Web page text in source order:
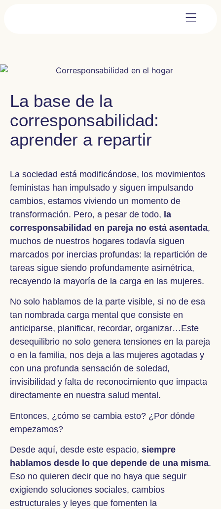
La base de la
corresponsabilidad:
aprender a repartir
La sociedad está modificándose, los movimientos
feministas han impulsado y siguen impulsando
cambios, estamos viviendo un momento de
transformación. Pero, a pesar de todo, la
corresponsabilidad en pareja no está asentada,
muchos de nuestros hogares todavía siguen
marcados por inercias profundas: la repartición de
tareas sigue siendo profundamente asimétrica,
recayendo la mayoría de la carga en las mujeres.
No solo hablamos de la parte visible, si no de esa
tan nombrada carga mental que consiste en
anticiparse, planificar, recordar, organizar…Este
desequilibrio no solo genera tensiones en la pareja
o en la familia, nos deja a las mujeres agotadas y
con una profunda sensación de soledad,
invisibilidad y falta de reconocimiento que impacta
directamente en nuestra salud mental.
Entonces, ¿cómo se cambia esto? ¿Por dónde
empezamos?
Desde aquí, desde este espacio, siempre
hablamos desde lo que depende de una misma.
Eso no quieren decir que no haya que seguir
exigiendo soluciones sociales, cambios
estructurales y leyes que fomenten la